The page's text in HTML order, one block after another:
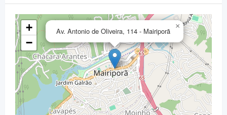
Av. Antonio de Oliveira, 114 - Mairiporã
×
+
−